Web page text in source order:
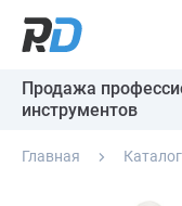
Продажа
инструментов
Главная Каталог